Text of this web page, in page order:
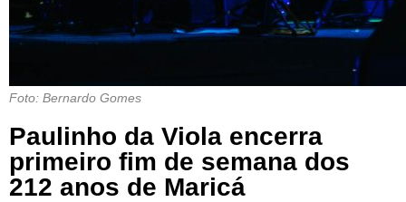
Foto: Bernardo Gomes
Paulinho da Viola encerra
primeiro fim de semana dos
212 anos de Maricá